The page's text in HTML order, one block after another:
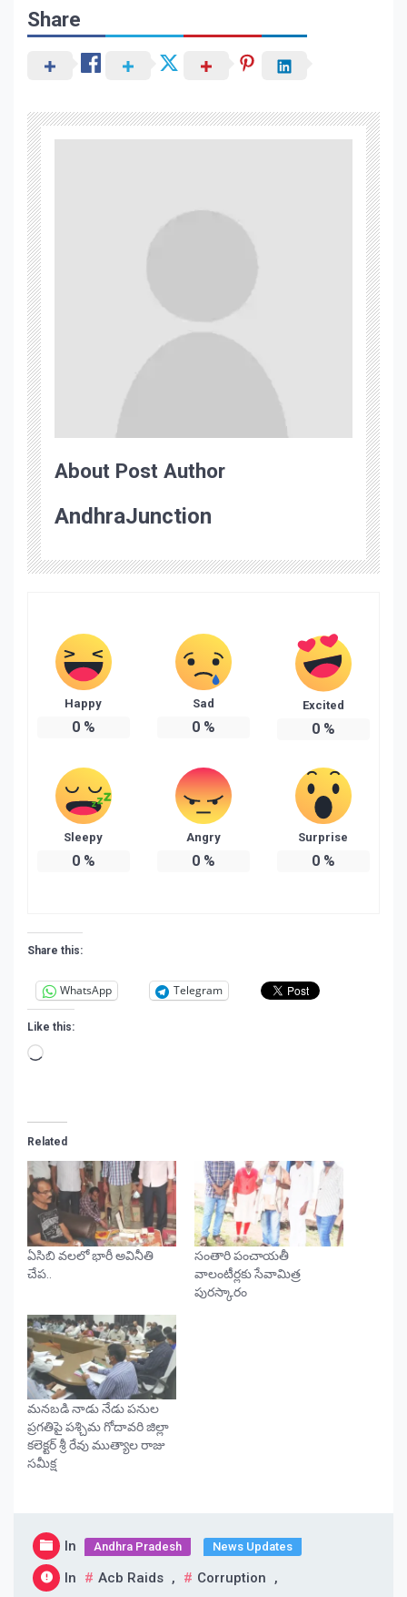
Share
About Post Author
AndhraJunction
Happy
0%
Sad
0%
Excited
0%
Sleepy
0%
Angry
0%
Surprise
0%
Share this:
WhatsApp Telegram
Like this:
Loading…
Related
ఏసిబి వలలో భారీ అవినీతి
చేప..
సంతారి పంచాయతీ
వాలంటీర్లకు సేవామిత్ర
పురస్కారం
మనబడి నాడు నేడు పనుల
ప్రగతిపై పశ్చిమ గోదావరి జిల్లా
కలెక్టర్ శ్రీ రేవు ముత్యాల రాజు
సమీక్ష
In Andhra Pradesh News Updates
In Acb Raids , Corruption
,